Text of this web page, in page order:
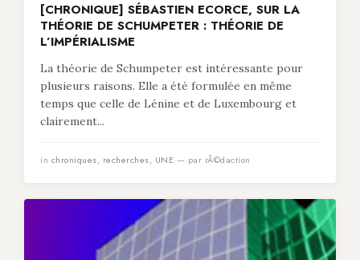
[CHRONIQUE] SÉBASTIEN ECORCE, SUR LA
THÉORIE DE SCHUMPETER : THÉORIE DE
L’IMPÉRIALISME
La théorie de Schumpeter est intéressante pour
plusieurs raisons. Elle a été formulée en même
temps que celle de Lénine et de Luxembourg et
clairement...
in chroniques, recherches, UNE — par rÃ©daction